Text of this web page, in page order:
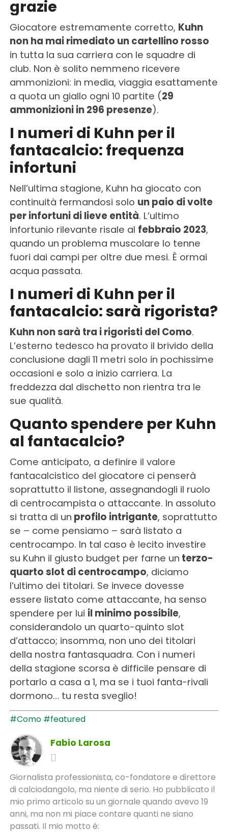
grazie
Giocatore estremamente corretto, Kuhn
non ha mai rimediato un cartellino rosso
in tutta la sua carriera con le squadre di
club. Non è solito nemmeno ricevere
ammonizioni: in media, viaggia esattamente
a quota un giallo ogni 10 partite (29
ammonizioni in 296 presenze).
I numeri di Kuhn per il
fantacalcio: frequenza
infortuni
Nell’ultima stagione, Kuhn ha giocato con
continuità fermandosi solo un paio di volte
per infortuni di lieve entità. L’ultimo
infortunio rilevante risale al febbraio 2023,
quando un problema muscolare lo tenne
fuori dai campi per oltre due mesi. È ormai
acqua passata.
I numeri di Kuhn per il
fantacalcio: sarà rigorista?
Kuhn non sarà tra i rigoristi del Como.
L’esterno tedesco ha provato il brivido della
conclusione dagli 11 metri solo in pochissime
occasioni e solo a inizio carriera. La
freddezza dal dischetto non rientra tra le
sue qualità.
Quanto spendere per Kuhn
al fantacalcio?
Come anticipato, a definire il valore
fantacalcistico del giocatore ci penserà
soprattutto il listone, assegnandogli il ruolo
di centrocampista o attaccante. In assoluto
si tratta di un profilo intrigante, soprattutto
se – come pensiamo – sarà listato a
centrocampo. In tal caso è lecito investire
su Kuhn il giusto budget per farne un terzo-
quarto slot di centrocampo, diciamo
l’ultimo dei titolari. Se invece dovesse
essere listato come attaccante, ha senso
spendere per lui il minimo possibile,
considerandolo un quarto-quinto slot
d’attacco; insomma, non uno dei titolari
della nostra fantasquadra. Con i numeri
della stagione scorsa è difficile pensare di
portarlo a casa a 1, ma se i tuoi fanta-rivali
dormono… tu resta sveglio!
#Como #featured
Fabio Larosa
Giornalista professionista, co-fondatore e direttore
di calciodangolo, ma niente di serio. Ho pubblicato il
mio primo articolo su un giornale quando avevo 19
anni, ma non mi piace contare quanti ne siano
passati. Il mio motto é: